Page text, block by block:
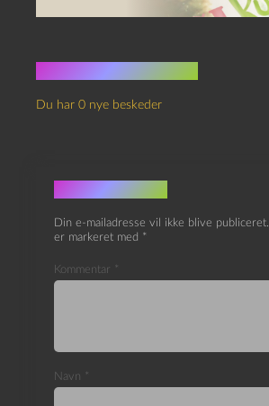
Du har 0 nye beskeder
Skriv et svar
Din e-mailadresse vil ikke blive publiceret.
er markeret med *
Kommentar *
Navn *